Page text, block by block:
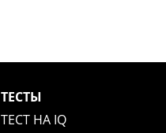
ТЕСТЫ
ТЕСТ НА IQ